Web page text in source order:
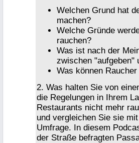
Welchen Grund hat
machen?
Welche Gründe
rauchen?
Was ist nach der
zwischen "aufgeben"
Was können
2. Was halten Sie von
die Regelungen in Ihrem
Restaurants nicht mehr
und vergleichen Sie sie
Umfrage. In diesem
der Straße befragten